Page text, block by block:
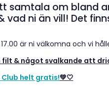
samtala om bland
vad ni än vill! Det
är ni välkomna och vi
filt & något svalkande att
Club helt gratis!💚🤍